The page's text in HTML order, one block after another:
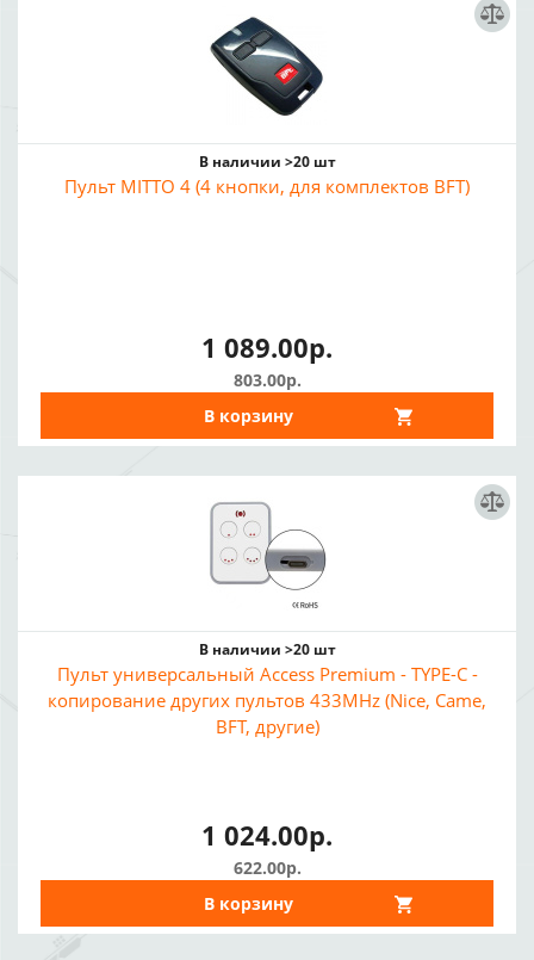
В наличии >20 шт
Пульт MITTO 4 (4 кнопки, для комплектов BFT)
1 089.00р.
803.00р.
В корзину
В наличии >20 шт
Пульт универсальный Access Premium - TYPE-C -
копирование других пультов 433MHz (Nice, Came,
BFT, другие)
1 024.00р.
622.00р.
В корзину